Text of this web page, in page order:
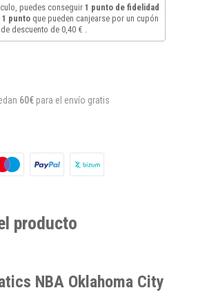
puedes conseguir 1 punto de fidelidad
1 punto que pueden canjearse por un cupón
de descuento de 0,40 €
60€ para el envío gratis
producto
NBA Oklahoma City